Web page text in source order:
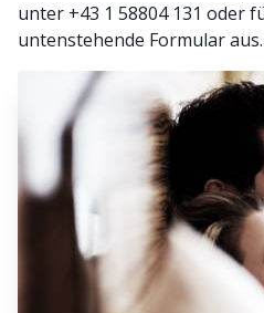
unter +43 1 58804 131 oder
untenstehende Formular aus.